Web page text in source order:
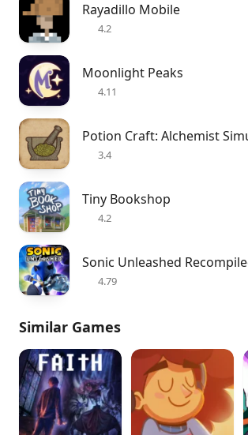
Rayadillo Mobile
4.2
Moonlight Peaks
4.11
Potion Craft: Alchemist
3.4
Tiny Bookshop
4.2
Sonic Unleashed
4.79
Similar Games